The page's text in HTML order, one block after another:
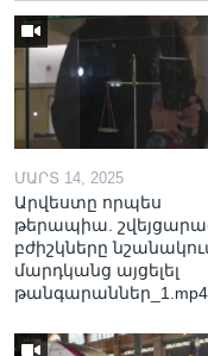
ՄԱՐՏ 14, 2025
Արվեստը որպես
թերապիա.
բժիշկները
մարդկանց այցելել
թանգարաններ_1.mp4